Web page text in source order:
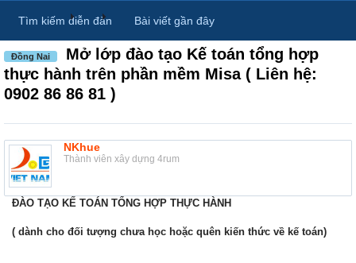
Diễn đàn ... Rao vặt tổng hợp - Uy tín - Miễn phí
Đồng Nai
Mở lớp đào tạo Kế toán tổng hợp
thực hành trên phần mềm Misa ( Liên hệ:
0902 86 86 81 )
NKhue
Thành viên xây dựng 4rum
ĐÀO TẠO KẾ TOÁN TỔNG HỢP THỰC HÀNH
( dành cho đối tượng chưa học hoặc quên kiến thức về kế toán)
Tìm kiếm diễn đàn Bài viết gần đây